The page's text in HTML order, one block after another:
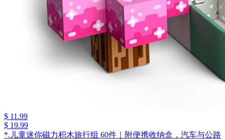
$ 11.99
$ 19.99
*.儿童迷你磁力积木旅行组 60件｜附便携收纳盒，汽车与公路